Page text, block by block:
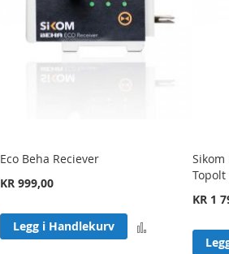
Eco Beha Reciever
KR 999,00
Legg i Handlekurv
Sikom
Topolt
KR 1